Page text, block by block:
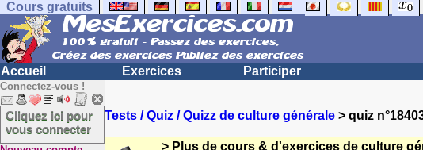
Cours gratuits
Accueil Exercices Participer
Connectez-vous !
Cliquez ici pour
vous connecter
Tests / Quiz / Quizz de culture générale > quiz
> Plus de cours & d'exercices de culture